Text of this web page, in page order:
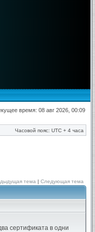
время: 08 авг 2026, 00:09
Часовой пояс: UTC + 4 часа
тема | Следующая тема
сертификата в одни